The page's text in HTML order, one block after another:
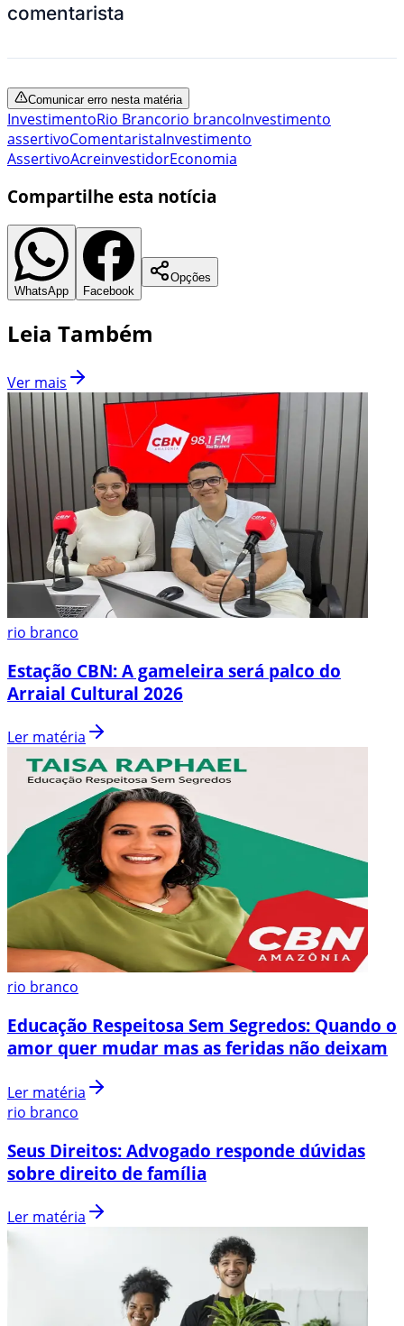
comentarista
Comunicar erro nesta matéria
InvestimentoRio Brancorio brancoInvestimento
assertivoComentaristaInvestimento
AssertivoAcreinvestidorEconomia
Compartilhe esta notícia
WhatsApp Facebook
Opções
Leia Também
Ver mais
rio branco
Estação CBN: A gameleira será palco do
Arraial Cultural 2026
Ler matéria
rio branco
Educação Respeitosa Sem Segredos: Quando o
amor quer mudar mas as feridas não deixam
Ler matéria
rio branco
Seus Direitos: Advogado responde dúvidas
sobre direito de família
Ler matéria